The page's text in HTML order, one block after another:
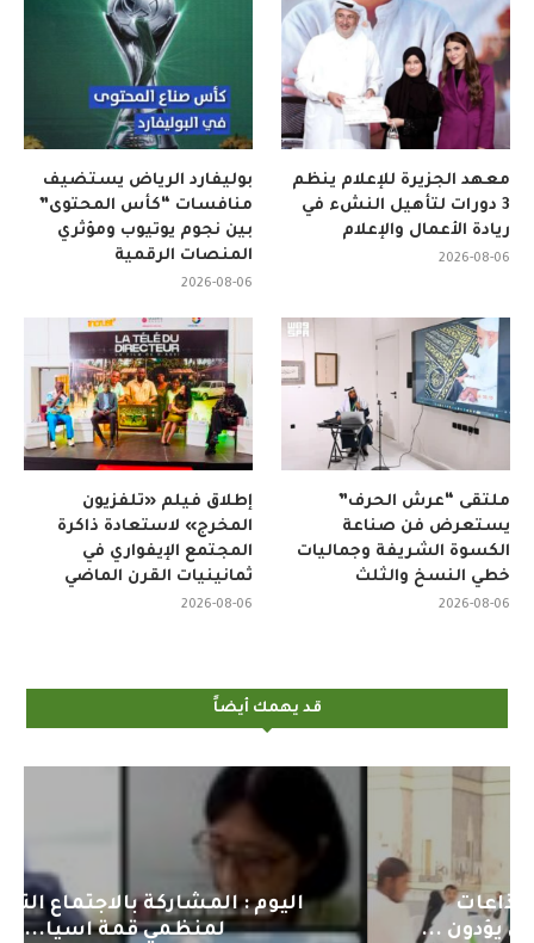
بوليفارد الرياض يستضيف
منافسات “كأس المحتوى”
بين نجوم يوتيوب ومؤثري
المنصات الرقمية
2026-08-06
معهد الجزيرة للإعلام ينظم
3 دورات لتأهيل النشء في
ريادة الأعمال والإعلام
2026-08-06
إطلاق فيلم «تلفزيون
المخرج» لاستعادة ذاكرة
المجتمع الإيفواري في
ثمانينيات القرن الماضي
2026-08-06
ملتقى “عرش الحرف”
يستعرض فن صناعة
الكسوة الشريفة وجماليات
خطي النسخ والثلث
2026-08-06
قد يهمك أيضاً
اليوم : المشاركة بالاجتماع التحضيري
لمنظمي قمة اسيا...